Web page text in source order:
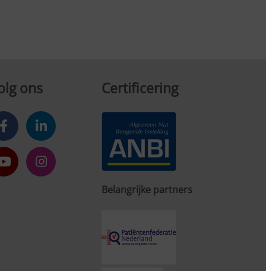
ons Certificering
Belangrijke partners